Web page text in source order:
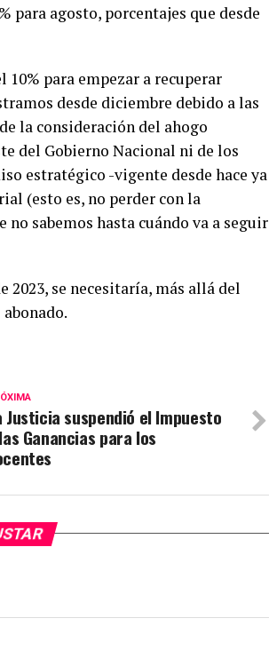
para agosto, porcentajes que desde
para empezar a recuperar
desde diciembre debido a las
la consideración del ahogo
del Gobierno Nacional ni de los
estratégico -vigente desde hace ya
(esto es, no perder con la
sabemos hasta cuándo va a seguir
se necesitaría, más allá del
Justicia suspendió el Impuesto
Ganancias para los